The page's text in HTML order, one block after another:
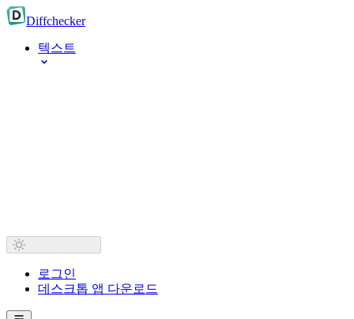
Diffchecker
텍스트
로그인
데스크톱 앱 다운로드